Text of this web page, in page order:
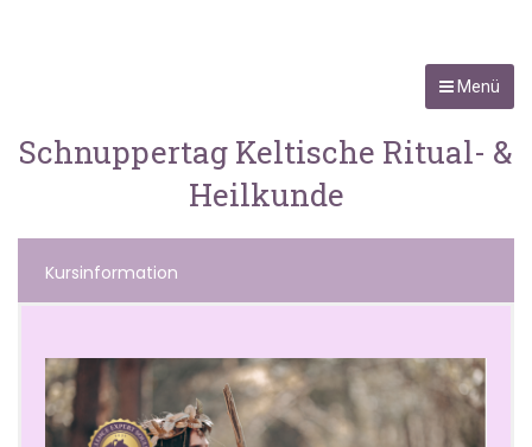
Menü
Schnuppertag Keltische Ritual- &
Heilkunde
Kursinformation